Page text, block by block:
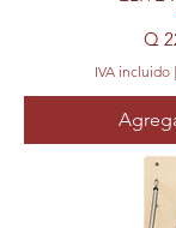
Q
IVA incluido|